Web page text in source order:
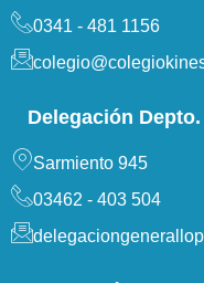
0341 - 481 1156
Delegación
Sarmiento 945
03462 - 403 504